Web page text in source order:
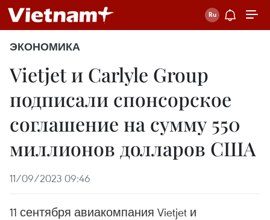
ЭКОНОМИКА
Vietjet и Carlyle Group
подписали спонсорское
соглашение на сумму 550
миллионов долларов США
11/09/2023 09:46
11 сентября авиакомпания Vietjet и